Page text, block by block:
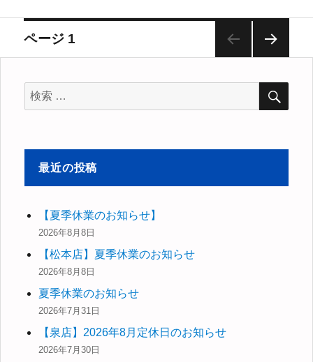
ー
投
ナ
ゲ
ー
シ
ョ
ン
ページ 1
検
索
象:
検
最近の投稿
【夏季休業のお知らせ】
2026年8月8日
【松本店】夏季休業のお知らせ
2026年8月8日
夏季休業のお知らせ
2026年7月31日
【泉店】2026年8月定休日のお知らせ
2026年7月30日